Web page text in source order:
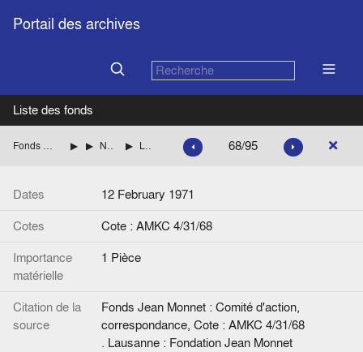
Portail des archives
Liste des fonds
Fonds Jean Monnet : Comité d'action, correspondance ITALIE
NENNI Pietro (Parti socialiste italien) Lettre de Jean Monnet à P. Nenni. 68/95
Dates
12 February 1971
Cotes
Cote : AMKC 4/31/68
Importance
matérielle
1 Pièce
Citation de la
source
Fonds Jean Monnet : Comité d'action,
correspondance, Cote : AMKC 4/31/68
. Lausanne : Fondation Jean Monnet